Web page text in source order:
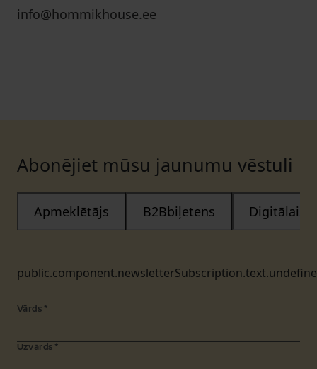
info@hommikhouse.ee
Abonējiet mūsu jaunumu vēstuli
Apmeklētājs B2Bbiļetens Digitālais
Vārds *
Uzvārds *